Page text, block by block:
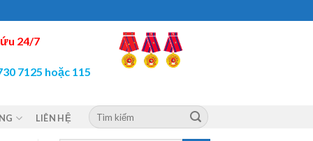
24/7
7125 hoặc 115
LIÊN HỆ